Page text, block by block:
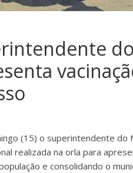
do
(15) o superintendente do
realizada na orla para
e consolidando o